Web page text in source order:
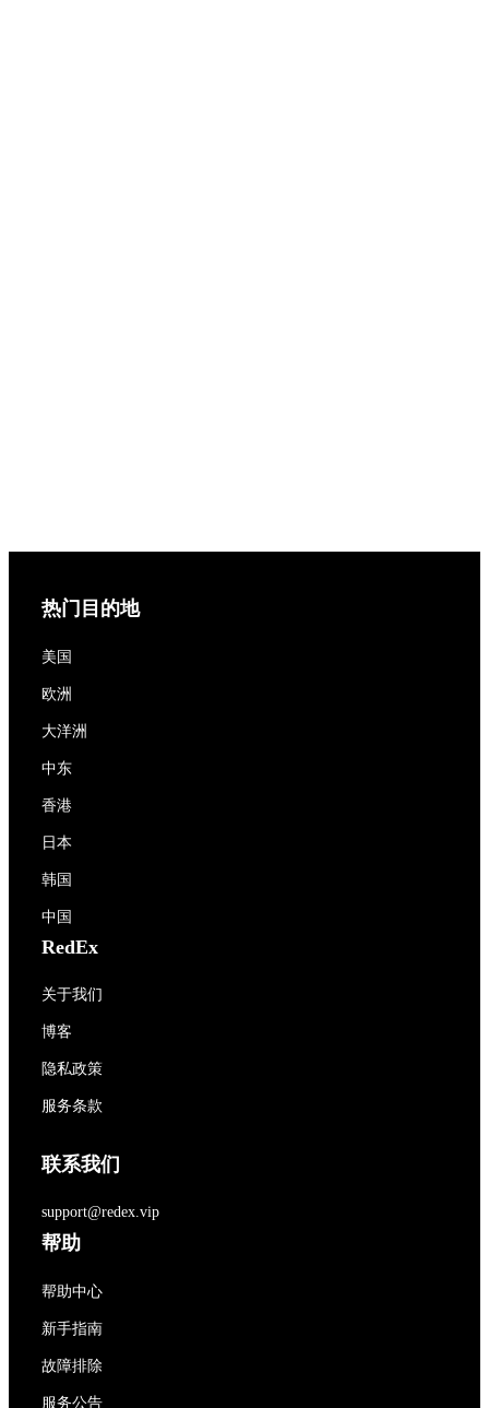
热门目的地
美国
欧洲
大洋洲
中东
香港
日本
韩国
中国
RedEx
关于我们
博客
隐私政策
服务条款
联系我们
support@redex.vip
帮助
帮助中心
新手指南
故障排除
服务公告